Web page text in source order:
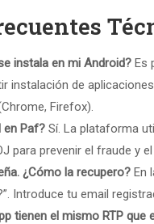
instala en mi Android? Es
instalación de
Firefox).
en Paf? Sí. La plataforma
para prevenir el fraude y
¿Cómo la recupero? En
Introduce tu email
tienen el mismo RTP que